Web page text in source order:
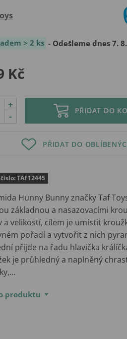
> 2 ks - Odešleme dnes 7. 8.
Kč
-
+
PŘIDAT DO
PŘIDAT DO
TAF12445
Hunny Bunny značky Taf
základnou a nasazovacími
a velikostí, cílem je umístit
pořadí a vytvořit z nich
přijde na řadu hlavička
je průhledný a naplněný
produktu